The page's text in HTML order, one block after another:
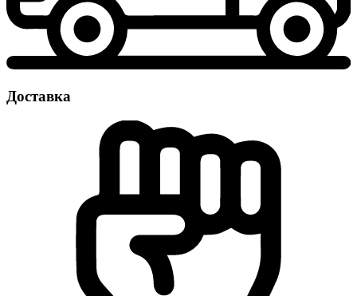
Доставка